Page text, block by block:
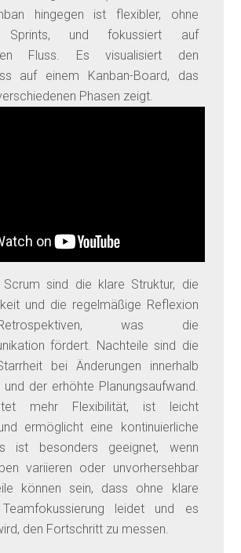
hingegen ist flexibler, ohne
Sprints, und fokussiert auf
Fluss. Es visualisiert den
auf einem Kanban-Board, das
Phasen zeigt.
sind die klare Struktur, die
und die regelmäßige Reflexion
was die
fördert. Nachteile sind die
bei Änderungen innerhalb
der erhöhte Planungsaufwand.
mehr Flexibilität, ist leicht
ermöglicht eine kontinuierliche
ist besonders geeignet, wenn
variieren oder unvorhersehbar
können sein, dass ohne klare
leidet und es
den Fortschritt zu messen.